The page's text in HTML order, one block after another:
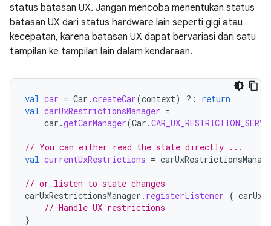
status batasan UX. Jangan mencoba menentukan status
batasan UX dari status hardware lain seperti gigi atau
kecepatan, karena batasan UX dapat bervariasi dari satu
tampilan ke tampilan lain dalam kendaraan.
val car = Car .createCar(context) ?:
return
val carUxRestrictionsManager =
car .getCarManager(Car .
// You can either read the state directly ...
val currentUxRestrictions =
// or listen to state changes
carUxRestrictionsManager . registerListener {
// Handle UX restrictions
}